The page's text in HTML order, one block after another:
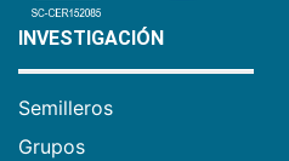
INVESTIGACIÓN
Semilleros
Grupos